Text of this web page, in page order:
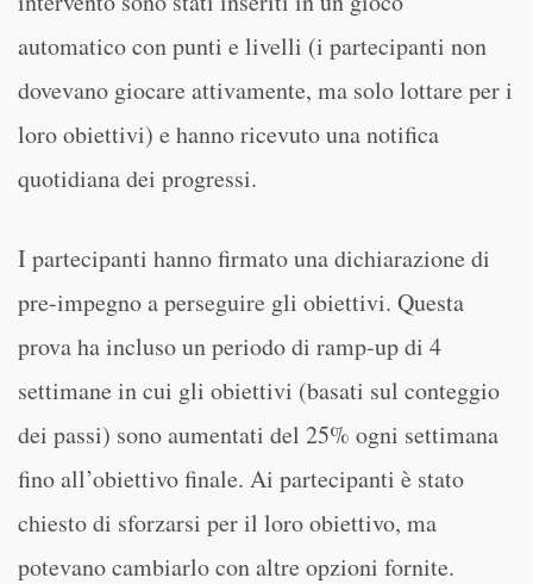
automatico con punti e livelli (i partecipanti non
dovevano giocare attivamente, ma solo lottare per i
loro obiettivi) e hanno ricevuto una notifica
quotidiana dei progressi.
I partecipanti hanno firmato una dichiarazione di
pre-impegno a perseguire gli obiettivi. Questa
prova ha incluso un periodo di ramp-up di 4
settimane in cui gli obiettivi (basati sul conteggio
dei passi) sono aumentati del 25% ogni settimana
fino all’obiettivo finale. Ai partecipanti è stato
chiesto di sforzarsi per il loro obiettivo, ma
potevano cambiarlo con altre opzioni fornite.